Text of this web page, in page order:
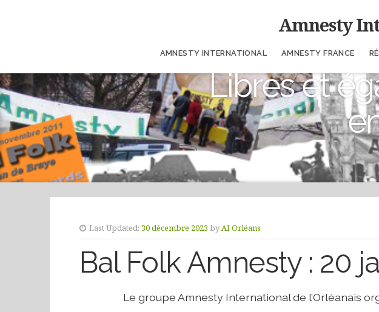
Amnesty
AMNESTY INTERNATIONAL AMNESTY FRANCE
Libres et
Last Updated: 30 décembre 2023 byAI Orléans
Bal Folk Amnesty : 20
Le groupe Amnesty International de l’Orléanais